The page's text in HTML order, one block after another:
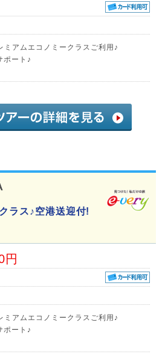
アムエコノミークラスご利用♪
ポート♪
ラス♪空港送迎付!
円
アムエコノミークラスご利用♪
ポート♪